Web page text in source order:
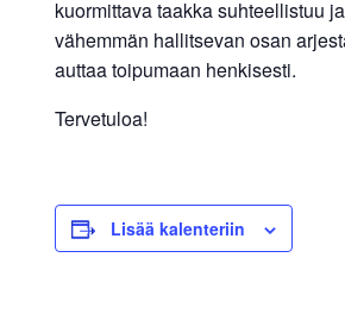
kuormittava taakka suhteellistuu
vähemmän hallitsevan osan
auttaa toipumaan henkisesti.
Tervetuloa!
Lisää kalenteriin